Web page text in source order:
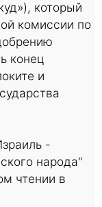
который
комиссии по
конец
и
-
народа"
чтении в